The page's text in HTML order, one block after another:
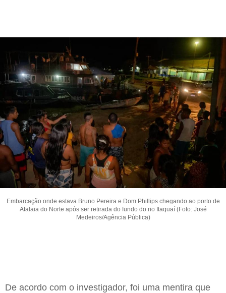
Embarcação onde estava Bruno Pereira e Dom Phillips chegando ao porto de
Atalaia do Norte após ser retirada do fundo do rio Itaquaí (Foto: José
Medeiros/Agência Pública)
De acordo com o investigador, foi uma mentira que